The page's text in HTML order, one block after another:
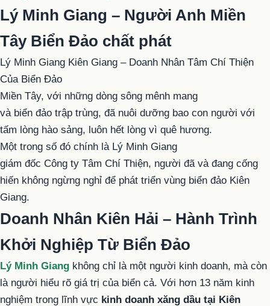
trong
Lý Minh Giang – Người Anh Miền
Tây Biển Đảo chất phát
Lý Minh Giang Kiên Giang – Doanh Nhân Tâm Chí Thiện
Của Biển Đảo
Miền Tây, với những dòng sông mênh mang
và biển đảo trập trùng, đã nuôi dưỡng bao con người với
tấm lòng hào sảng, luôn hết lòng vì quê hương.
Một trong số đó chính là Lý Minh Giang
giám đốc Công ty Tâm Chí Thiện, người đã và đang cống
hiến không ngừng nghỉ để phát triển vùng biển đảo Kiên
Giang.
Doanh Nhân Kiên Hải – Hành Trình
Khởi Nghiệp Từ Biển Đảo
Lý Minh Giang không chỉ là một người kinh doanh, mà còn
là người hiểu rõ giá trị của biển cả. Với hơn 13 năm kinh
nghiệm trong lĩnh vực kinh doanh xăng dầu tại Kiên